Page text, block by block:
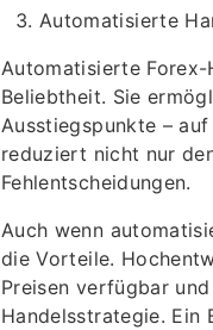
Automatisierte
Automatisierte Forex-
Beliebtheit. Sie
Ausstiegspunkte –
reduziert nicht nur
Fehlentscheidungen.
Auch wenn
die Vorteile.
Preisen verfügbar
Handelsstrategie.